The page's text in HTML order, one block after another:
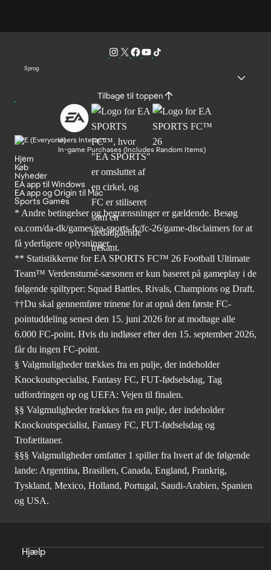
Sprog
Tilbage til toppen
Users Interact
In-game Purchases (Includes Random Items)
Hjem
Køb
Nyheder
EA app til Windows
EA app og Origin til Mac
Sports Games
* Andre betingelser og begrænsninger er gældende. Besøg
ea.com/da-dk/games/ea-sports-fc/fc-26/game-disclaimers for at
få yderligere oplysninger.
** Statistikkerne for EA SPORTS FC™ 26 Football Ultimate
Team™ Verdensturné-sæsonen er kun baseret på gameplay i de
følgende spiltyper: Squad Battles, Rivals, Champions og Draft.
††Du skal gennemføre trinene for at opnå den første FC-
pointuddeling senest den 15. juni 2026 for at modtage alle
6.000 FC-point. Hvis du indløser efter den 15. september 2026,
får du ingen FC-point.
§ Valgmuligheder trækkes fra en pulje, der indeholder
Knockoutspecialist, Fantasy FC, FUT-fødselsdag, Tag
udfordringen op og UEFA: Vejen til finalen.
§§ Valgmuligheder trækkes fra en pulje, der indeholder
Knockoutspecialist, Fantasy FC, FUT-fødselsdag og
Trofætitaner.
§§§ Valgmuligheder omfatter 1 spiller fra hvert af de følgende
lande: Argentina, Brasilien, Canada, England, Frankrig,
Tyskland, Mexico, Holland, Portugal, Saudi-Arabien, Spanien
og USA.
Hjælp